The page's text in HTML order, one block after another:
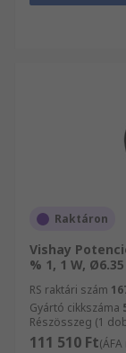
Raktáron
Vishay
% 1, 1 W,
RS raktári szám
Gyártó cikkszáma
Részösszeg (1
111 510 Ft